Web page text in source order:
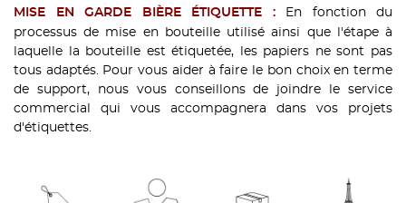
MISE EN GARDE BIÈRE ÉTIQUETTE : En fonction du
processus de mise en bouteille utilisé ainsi que l'étape à
laquelle la bouteille est étiquetée, les papiers ne sont pas
tous adaptés. Pour vous aider à faire le bon choix en terme
de support, nous vous conseillons de joindre le service
commercial qui vous accompagnera dans vos projets
d'étiquettes.